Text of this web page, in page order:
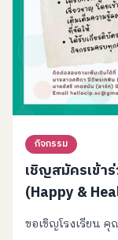
กิจกรรม
เชิญสมัครเข้า
(Happy &
ขอเชิญโรงเรียน